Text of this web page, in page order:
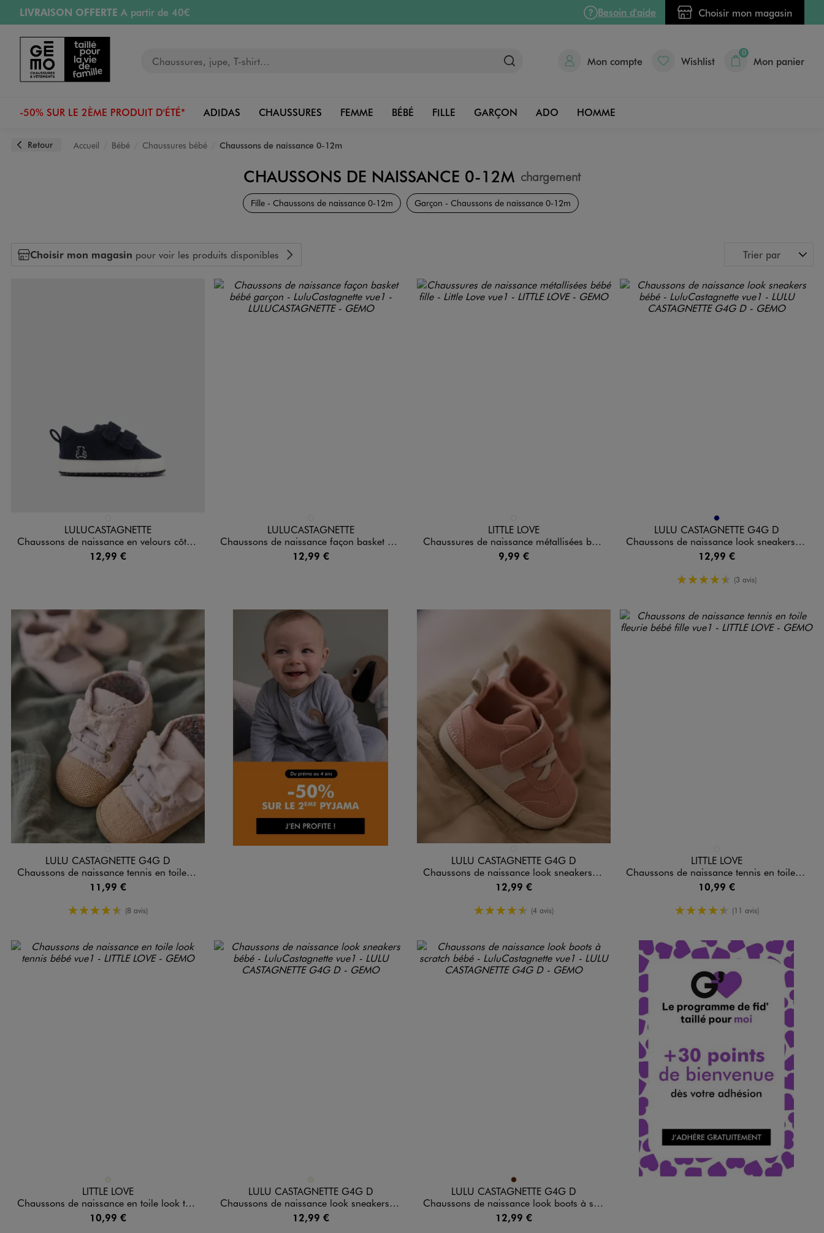
Aller au contenu principal
Aller à la navigation
LIVRAISON OFFERTE A partir de 40€
RETRAIT ET LIVRAISON OFFERTE
PAYEZ EN 3x SANS FRAIS
dès 50€
Retours OFFERTSpendant 30 jours
Besoin d'aide Choisir mon magasin
Mon compte Wishlist
0
Mon panier
-50% SUR LE 2ÈME PRODUIT D'ÉTÉ* ADIDAS CHAUSSURES FEMME BÉBÉ FILLE GARÇON ADO HOMME
Retour Accueil Bébé Chaussures bébé Chaussons de naissance 0-12m
CHAUSSONS DE NAISSANCE 0-12M chargement
Chaussures bébé
Fille - Chaussons de naissance 0-12m Garçon - Chaussons de naissance 0-12m
Choisir mon magasin pour voir les produits disponibles Trier par
LULUCASTAGNETTE
Chaussons de naissance en velours côtelé à scratch - LuluCastagnette
12,99 €
LULUCASTAGNETTE
Chaussons de naissance façon basket bébé garçon - LuluCastagnette
12,99 €
LITTLE LOVE
Chaussures de naissance métallisées bébé fille - Little Love
9,99 €
Disponible en 1 colorisMARINE
LULU CASTAGNETTE G4G D
Chaussons de naissance look sneakers bébé - LuluCastagnette
12,99 €
4.5/5 de moyenne
(3 avis)
LULU CASTAGNETTE G4G D
Chaussons de naissance tennis en toile brodée bébé fille - LuluCastagnette
11,99 €
4.5/5 de moyenne
(8 avis)
LULU CASTAGNETTE G4G D
Chaussons de naissance look sneakers bébé - LuluCastagnette
12,99 €
4.5/5 de moyenne
(4 avis)
LITTLE LOVE
Chaussons de naissance tennis en toile fleurie bébé fille
10,99 €
4.5/5 de moyenne
(11 avis)
LITTLE LOVE
Chaussons de naissance en toile look tennis bébé
10,99 €
LULU CASTAGNETTE G4G D
Chaussons de naissance look sneakers bébé - LuluCastagnette
12,99 €
Disponible en 1 colorisMARRON
LULU CASTAGNETTE G4G D
Chaussons de naissance look boots à scratch bébé - LuluCastagnette
12,99 €